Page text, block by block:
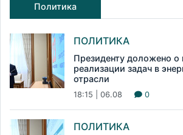
Политика
ПОЛИТИКА
Президенту доложено о
реализации задач в
отрасли
18:15 | 06.08 0
ПОЛИТИКА